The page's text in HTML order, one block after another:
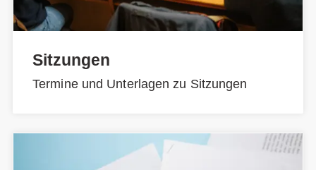
Sitzungen
Termine und Unterlagen zu Sitzungen